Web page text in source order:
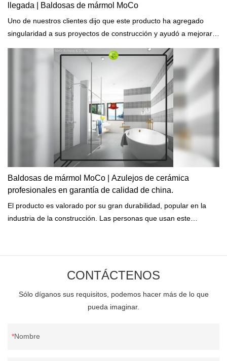
llegada | Baldosas de mármol MoCo
Uno de nuestros clientes dijo que este producto ha agregado
singularidad a sus proyectos de construcción y ayudó a mejorar
Baldosas de mármol MoCo | Azulejos de cerámica
profesionales en garantía de calidad de china.
El producto es valorado por su gran durabilidad, popular en la
industria de la construcción. Las personas que usan este
CONTÁCTENOS
Sólo díganos sus requisitos, podemos hacer más de lo que
pueda imaginar.
Nombre